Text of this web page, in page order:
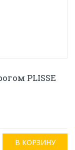
PLISSE